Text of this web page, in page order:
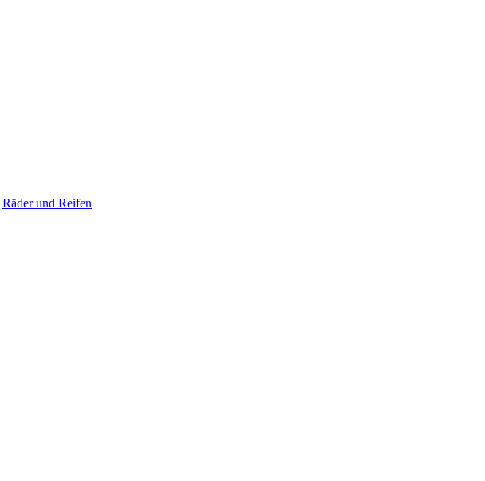
Räder und Reifen